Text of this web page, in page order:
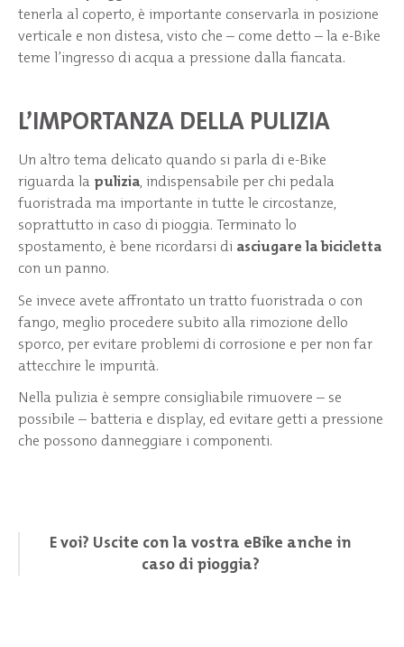
tenerla al coperto, è importante conservarla in posizione
verticale e non distesa, visto che – come detto – la e-Bike
teme l’ingresso di acqua a pressione dalla fiancata.
L’IMPORTANZA DELLA PULIZIA
Un altro tema delicato quando si parla di e-Bike
riguarda la pulizia, indispensabile per chi pedala
fuoristrada ma importante in tutte le circostanze,
soprattutto in caso di pioggia. Terminato lo
spostamento, è bene ricordarsi di asciugare la bicicletta
con un panno.
Se invece avete affrontato un tratto fuoristrada o con
fango, meglio procedere subito alla rimozione dello
sporco, per evitare problemi di corrosione e per non far
attecchire le impurità.
Nella pulizia è sempre consigliabile rimuovere – se
possibile – batteria e display, ed evitare getti a pressione
che possono danneggiare i componenti.
E voi? Uscite con la vostra eBike anche in
caso di pioggia?